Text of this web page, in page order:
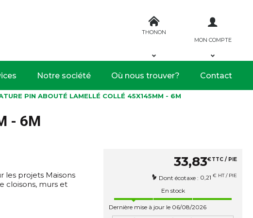
THONON
MON COMPTE
Notre société Où nous trouver? Contact
PIN ABOUTÉ LAMELLÉ COLLÉ 45X145MM - 6M
- 6M
les projets Maisons
cloisons, murs et
33,83€TTC / PIE
Dont écotaxe : 0,21 € HT / PIE
En stock
Dernière mise à jour le 06/08/2026